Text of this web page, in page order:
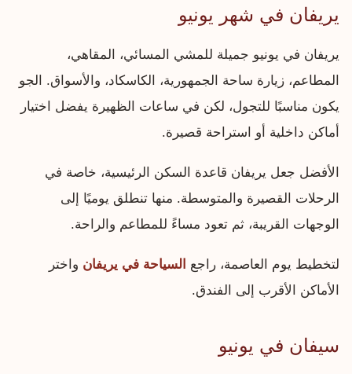
يريفان في شهر يونيو
يريفان في يونيو جميلة للمشي المسائي، المقاهي،
المطاعم، زيارة ساحة الجمهورية، الكاسكاد، والأسواق. الجو
يكون مناسبًا للتجول، لكن في ساعات الظهيرة يفضل اختيار
أماكن داخلية أو استراحة قصيرة.
الأفضل جعل يريفان قاعدة السكن الرئيسية، خاصة في
الرحلات القصيرة والمتوسطة. منها تنطلق يوميًا إلى
الوجهات القريبة، ثم تعود مساءً للمطاعم والراحة.
لتخطيط يوم العاصمة، راجع السياحة في يريفان واختر
الأماكن الأقرب إلى الفندق.
سيفان في يونيو